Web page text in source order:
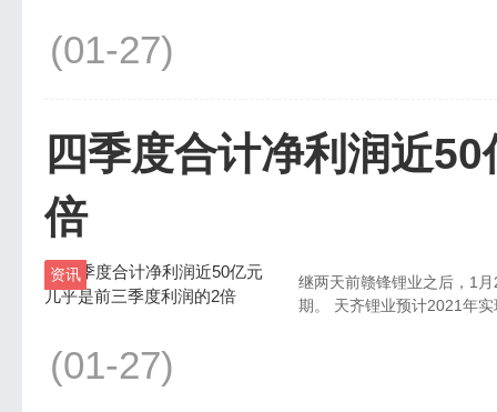
(01-27)
四季度合计净利润近
倍
资讯
继两天前赣锋锂业之后，1
期。 天齐锂业预计2021年
(01-27)